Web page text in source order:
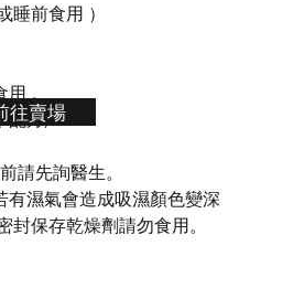
睡前食用 ）
用 。
配方,
請先詢醫生。
有濕氣會造成吸濕顏色變深
封保存乾燥劑請勿食用。
往賣場